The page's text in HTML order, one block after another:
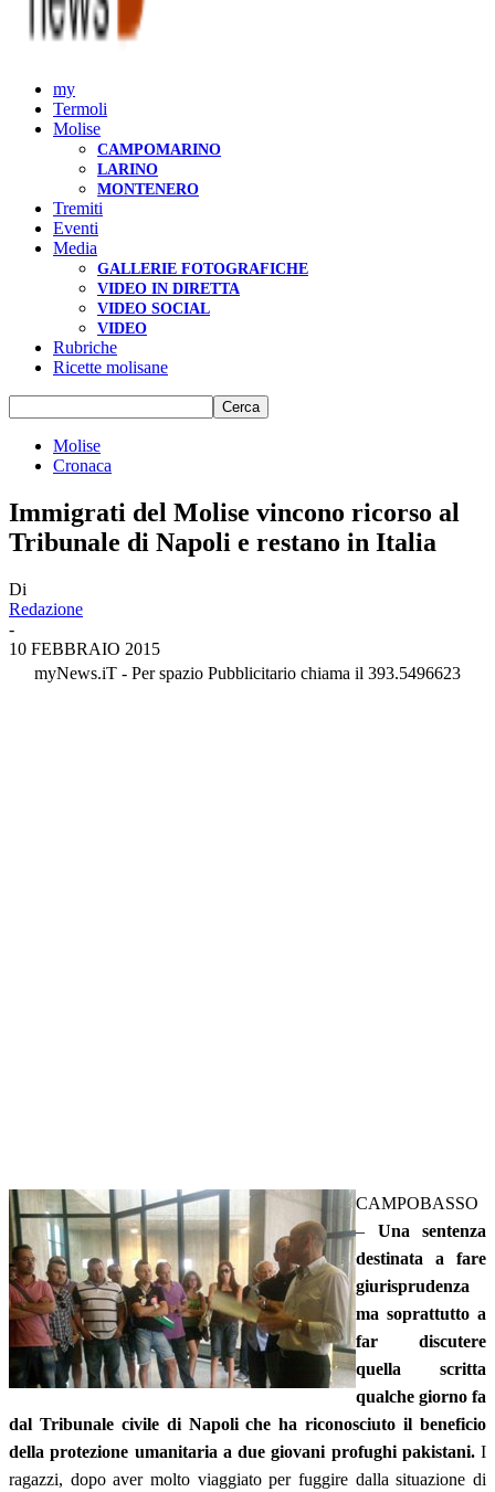
my
Termoli
Molise
CAMPOMARINO
LARINO
MONTENERO
Tremiti
Eventi
Media
GALLERIE FOTOGRAFICHE
VIDEO IN DIRETTA
VIDEO SOCIAL
VIDEO
Rubriche
Ricette molisane
Molise
Cronaca
Immigrati del Molise vincono ricorso al
Tribunale di Napoli e restano in Italia
Di
Redazione
-
10 FEBBRAIO 2015
myNews.iT - Per spazio Pubblicitario chiama il 393.5496623
CAMPOBASSO
– Una sentenza
destinata a fare
giurisprudenza
ma soprattutto a
far discutere
quella scritta
qualche giorno fa
dal Tribunale civile di Napoli che ha riconosciuto il beneficio
della protezione umanitaria a due giovani profughi pakistani. I
ragazzi, dopo aver molto viaggiato per fuggire dalla situazione di